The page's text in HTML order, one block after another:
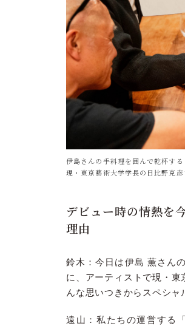
伊島さんの手料理を囲んで乾杯す
現・東京藝術大学学長の日比野克彦
デビュー時の情熱を
理由
鈴木：今日は伊島 薫さんの
に、アーティストで現・
んな思いつきからスペシャ
遠山：私たちの運営する